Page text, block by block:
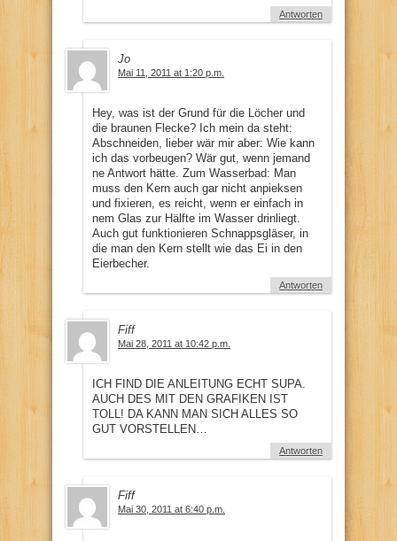
Antworten
Jo
Mai 11, 2011 at 1:20 p.m.
Hey, was ist der Grund für die Löcher und
die braunen Flecke? Ich mein da steht:
Abschneiden, lieber wär mir aber: Wie kann
ich das vorbeugen? Wär gut, wenn jemand
ne Antwort hätte. Zum Wasserbad: Man
muss den Kern auch gar nicht anpieksen
und fixieren, es reicht, wenn er einfach in
nem Glas zur Hälfte im Wasser drinliegt.
Auch gut funktionieren Schnappsgläser, in
die man den Kern stellt wie das Ei in den
Eierbecher.
Antworten
Fiff
Mai 28, 2011 at 10:42 p.m.
ICH FIND DIE ANLEITUNG ECHT SUPA.
AUCH DES MIT DEN GRAFIKEN IST
TOLL! DA KANN MAN SICH ALLES SO
GUT VORSTELLEN…
Antworten
Fiff
Mai 30, 2011 at 6:40 p.m.